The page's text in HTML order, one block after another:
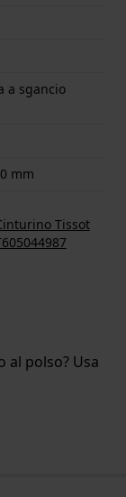
a sgancio
mm
Tissot
al polso? Usa